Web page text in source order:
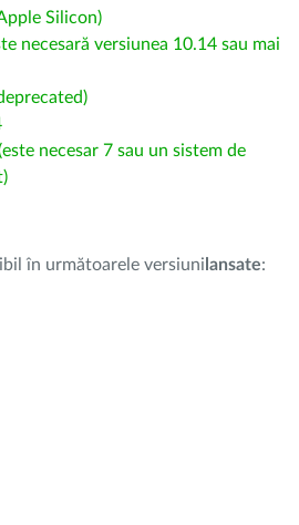
Silicon)
necesară versiunea 10.14 sau mai
necesar 7 sau un sistem de
în următoarele versiuni lansate: